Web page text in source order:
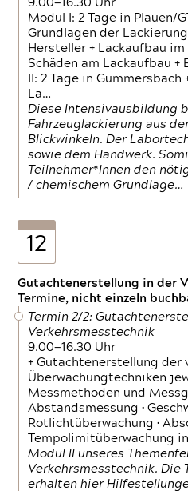
9.00—16.30 Uhr
Modul I: 2 Tage in Plauen/
Grundlagen der
Hersteller + Lackaufbau im
Schäden am Lackaufbau +
II: 2 Tage in
La…
Diese Intensivausbildung
Fahrzeuglackierung aus
Blickwinkeln. Der
sowie dem Handwerk.
Teilnehmer*Innen den
/ chemischem Grundlage…
12
Gutachtenerstellung in der
Termine, nicht einzeln
Termin 2/2:
Verkehrsmesstechnik
9.00—16.30 Uhr
+ Gutachtenerstellung der
Überwachungtechniken
Messmethoden und
Abstandsmessung •
Rotlichtüberwachung •
Tempolimitüberwachung
Modul II unseres
Verkehrsmesstechnik. Die
erhalten hier